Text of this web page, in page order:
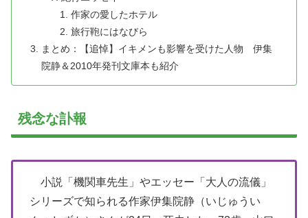
作家の愛したホテル
旅行鞄にはなびら
まとめ：【追悼】イキメンも影響を受けた人物 伊集
院静＆2010年発刊文庫本も紹介
残念な訃報
小説「機関車先生」やエッセー「大人の流儀」
シリーズで知られる作家伊集院静（いじゅうい